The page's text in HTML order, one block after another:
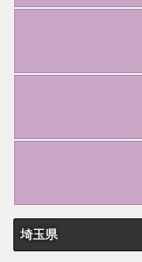
埼玉県